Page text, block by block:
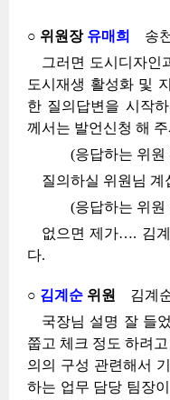
○ 위원장 유매희
송
그러면 도시디자인
도시재생 활성화 및
한 질의답변을 시작
께서는 발언신청 해
(응답하는 위원
질의하실 위원님 계
(응답하는 위원
없으면 제가…. 김
다.
○ 김계순 위원
김계
국장님 설명 잘 들
쭙고 체크 정도 하려
의의 구성 관련해서
하는 업무 담당 팀장